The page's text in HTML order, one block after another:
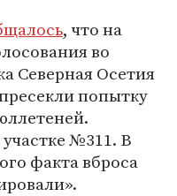
, что на
во
Северная Осетия
попытку
№311. В
факта вброса